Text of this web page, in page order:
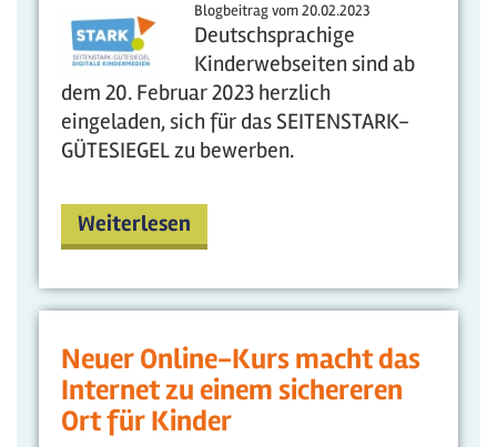
Blogbeitrag vom20.02.2023
Deutschsprachige
Kinderwebseiten sind ab
dem 20. Februar 2023 herzlich
eingeladen, sich für das SEITENSTARK-
GÜTESIEGEL zu bewerben.
Weiterlesen
Neuer Online-Kurs macht das
Internet zu einem sichereren
Ort für Kinder